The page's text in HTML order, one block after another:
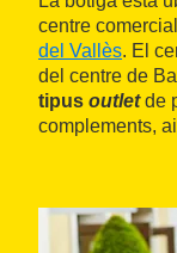
centre
del Vallès. El
del centre de
tipus outletde
complements,